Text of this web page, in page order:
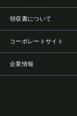
領収書について
コーポレートサイト
企業情報